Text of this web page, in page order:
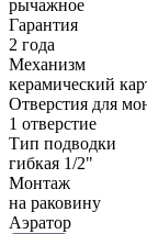
рычажное
Гарантия
2 года
Механизм
керамический
Отверстия для
1 отверстие
Тип подводки
гибкая 1/2"
Монтаж
на раковину
Аэратор